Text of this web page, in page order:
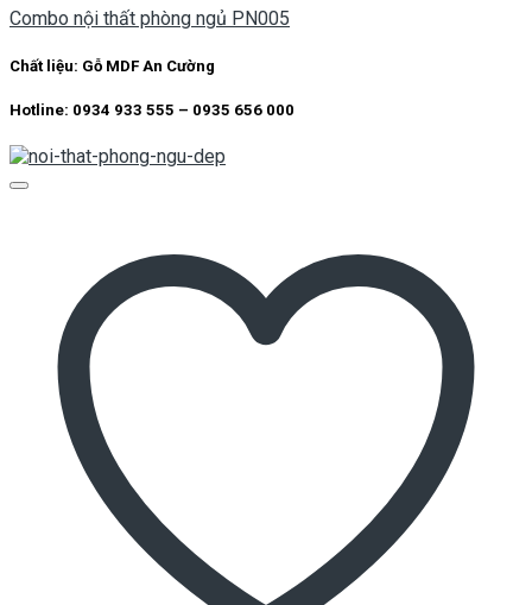
Combo nội thất phòng ngủ PN005
Chất liệu: Gỗ MDF An Cường
Hotline: 0934 933 555 – 0935 656 000